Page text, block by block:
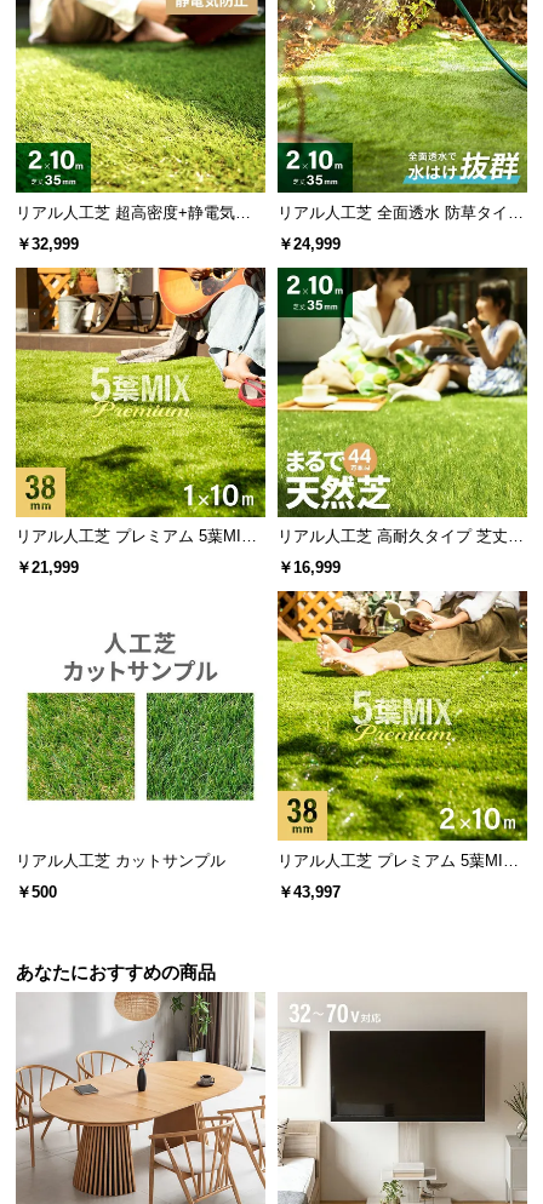
リアル人工芝 超高密度+静電気防
止 極細タイプ 芝丈35mm 2×10m
￥32,999
リアル人工芝 全面透水 防草タイプ
芝丈35mm 2×10m
￥24,999
リアル人工芝 プレミアム 5葉MI
X・質感をさらに追求 芝丈38mm 1
￥21,999
リアル人工芝 高耐久タイプ 芝丈35
mm 2×10m（自然な見た目を追
￥16,999
リアル人工芝 カットサンプル
￥500
リアル人工芝 プレミアム 5葉MI
X・質感をさらに追求 芝丈38mm 2
￥43,997
あなたにおすすめの商品